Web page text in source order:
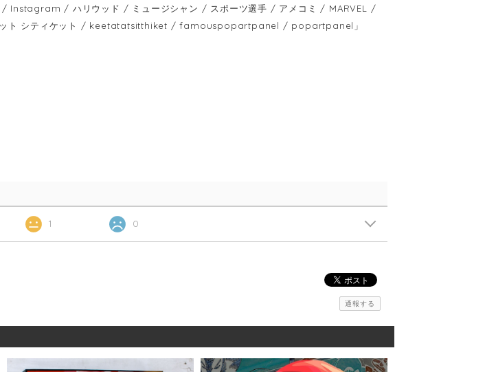
Instagram / ハリウッド / ミュージシャン / スポーツ選手 / アメコミ / MARVEL /
ット シティケット / keetatatsitthiket / famouspopartpanel / popartpanel」
1 0
通報する